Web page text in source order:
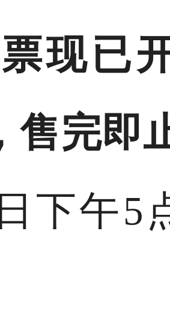
现已
完即
下午5